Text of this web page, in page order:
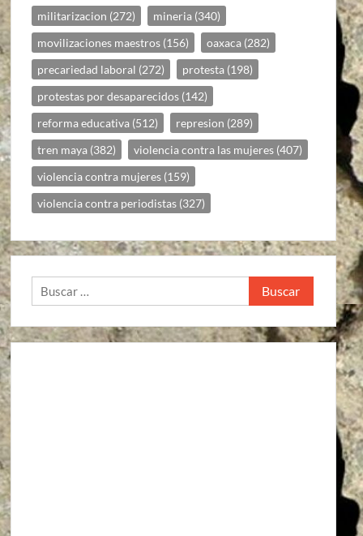
militarizacion (272) mineria (340)
movilizaciones maestros (156) oaxaca (282)
precariedad laboral (272) protesta (198)
protestas por desaparecidos (142)
reforma educativa (512) represion (289)
tren maya (382) violencia contra las mujeres (407)
violencia contra mujeres (159)
violencia contra periodistas (327)
Buscar: